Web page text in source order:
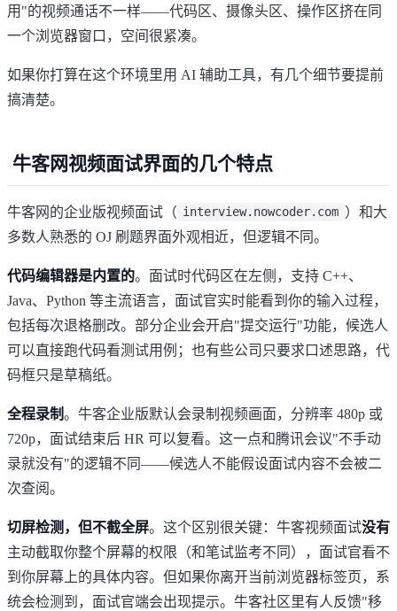
用"的视频通话不一样——代码区、摄像头区、操作区挤在同
一个浏览器窗口，空间很紧凑。
如果你打算在这个环境里用 AI 辅助工具，有几个细节要提前
搞清楚。
牛客网视频面试界面的几个特点
牛客网 的企业版视频面试（ interview.nowcoder.com ）和大
多数人熟悉的 OJ 刷题界面外观相近，但逻辑不同。
代码编辑器是内置的。面试时代码区在左侧，支持 C++、
Java、Python 等主流语言，面试官实时能看到你的输入过程，
包括每次退格删改。部分企业会开启"提交运行"功能，候选人
可以直接跑代码看测试用例；也有些公司只要求口述思路，代
码框只是草稿纸。
全程录制。牛客企业版默认会录制视频画面，分辨率 480p 或
720p，面试结束后 HR 可以复看。这一点和腾讯会议"不手动
录就没有"的逻辑不同——候选人不能假设面试内容不会被二
次查阅。
切屏检测，但不截全屏。这个区别很关键：牛客视频面试没有
主动截取你整个屏幕的权限（和笔试监考不同），面试官看不
到你屏幕上的具体内容。但如果你离开当前浏览器标签页，系
统会检测到，面试官端会出现提示。牛客社区里有人反馈"移